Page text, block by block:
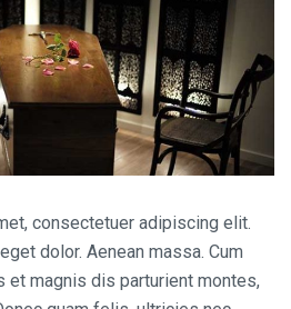
consectetuer adipiscing elit.
dolor. Aenean massa. Cum
et magnis dis parturient montes,